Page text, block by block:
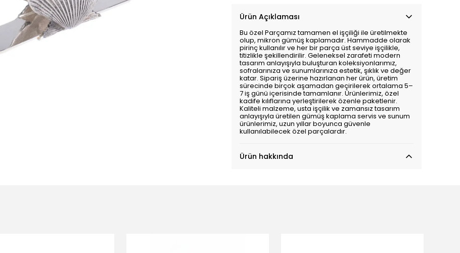
Ürün Açıklaması
Bu özel Parçamız tamamen el işçiliği ile üretilmekte
olup, mikron gümüş kaplamadır. Hammadde olarak
pirinç kullanılır ve her bir parça üst seviye işçilikle,
titizlikle şekillendirilir. Geleneksel zarafeti modern
tasarım anlayışıyla buluşturan koleksiyonlarımız,
sofralarınıza ve sunumlarınıza estetik, şıklık ve değer
katar. Sipariş üzerine hazırlanan her ürün, üretim
sürecinde birçok aşamadan geçirilerek ortalama 5–
7 iş günü içerisinde tamamlanır. Ürünlerimiz, özel
kadife kılıflarına yerleştirilerek özenle paketlenir.
Kaliteli malzeme, usta işçilik ve zamansız tasarım
anlayışıyla üretilen gümüş kaplama servis ve sunum
ürünlerimiz, uzun yıllar boyunca güvenle
kullanılabilecek özel parçalardır.
Ürün hakkında